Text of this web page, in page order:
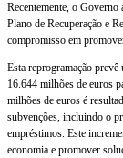
Recentemente, o
Plano de Recuperação e
compromisso em
Esta reprogramação
16.644 milhões de euros
milhões de euros é
subvenções, incluindo o
empréstimos. Este
economia e promover